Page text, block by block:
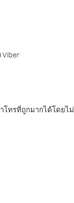
โทรที่ถูกมากได้โดยไม่